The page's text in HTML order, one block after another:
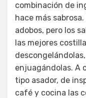
combinación de
hace más
adobos, pero los
las mejores
enjuagándolas. A
tipo asador, de
café y cocina las